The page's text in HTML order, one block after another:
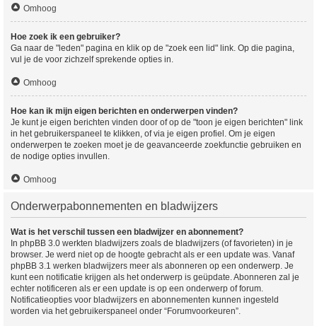
Omhoog
Hoe zoek ik een gebruiker?
Ga naar de "leden" pagina en klik op de "zoek een lid" link. Op die pagina,
vul je de voor zichzelf sprekende opties in.
Omhoog
Hoe kan ik mijn eigen berichten en onderwerpen vinden?
Je kunt je eigen berichten vinden door of op de "toon je eigen berichten" link
in het gebruikerspaneel te klikken, of via je eigen profiel. Om je eigen
onderwerpen te zoeken moet je de geavanceerde zoekfunctie gebruiken en
de nodige opties invullen.
Omhoog
Onderwerpabonnementen en bladwijzers
Wat is het verschil tussen een bladwijzer en abonnement?
In phpBB 3.0 werkten bladwijzers zoals de bladwijzers (of favorieten) in je
browser. Je werd niet op de hoogte gebracht als er een update was. Vanaf
phpBB 3.1 werken bladwijzers meer als abonneren op een onderwerp. Je
kunt een notificatie krijgen als het onderwerp is geüpdate. Abonneren zal je
echter notificeren als er een update is op een onderwerp of forum.
Notificatieopties voor bladwijzers en abonnementen kunnen ingesteld
worden via het gebruikerspaneel onder “Forumvoorkeuren”.